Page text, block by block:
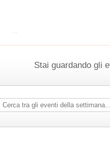
Stai guardando gli